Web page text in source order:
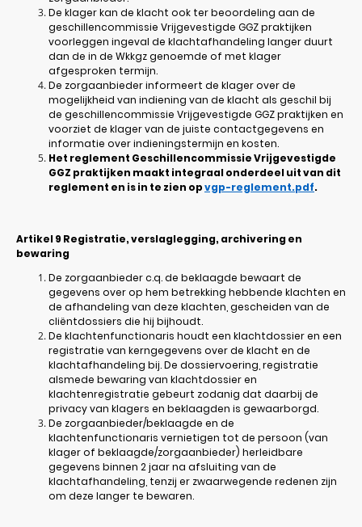
De klager kan de klacht ook ter beoordeling aan de
geschillencommissie Vrijgevestigde GGZ praktijken
voorleggen ingeval de klachtafhandeling langer duurt
dan de in de Wkkgz genoemde of met klager
afgesproken termijn.
De zorgaanbieder informeert de klager over de
mogelijkheid van indiening van de klacht als geschil bij
de geschillencommissie Vrijgevestigde GGZ praktijken en
voorziet de klager van de juiste contactgegevens en
informatie over indieningstermijn en kosten.
Het reglement Geschillencommissie Vrijgevestigde
GGZ praktijken maakt integraal onderdeel uit van dit
reglement en is in te zien opvgp-reglement.pdf.
Artikel 9 Registratie, verslaglegging, archivering en
bewaring
De zorgaanbieder c.q. de beklaagde bewaart de
gegevens over op hem betrekking hebbende klachten en
de afhandeling van deze klachten, gescheiden van de
cliëntdossiers die hij bijhoudt.
De klachtenfunctionaris houdt een klachtdossier en een
registratie van kerngegevens over de klacht en de
klachtafhandeling bij. De dossiervoering, registratie
alsmede bewaring van klachtdossier en
klachtenregistratie gebeurt zodanig dat daarbij de
privacy van klagers en beklaagden is gewaarborgd.
De zorgaanbieder/beklaagde en de
klachtenfunctionaris vernietigen tot de persoon (van
klager of beklaagde/zorgaanbieder) herleidbare
gegevens binnen 2 jaar na afsluiting van de
klachtafhandeling, tenzij er zwaarwegende redenen zijn
om deze langer te bewaren.